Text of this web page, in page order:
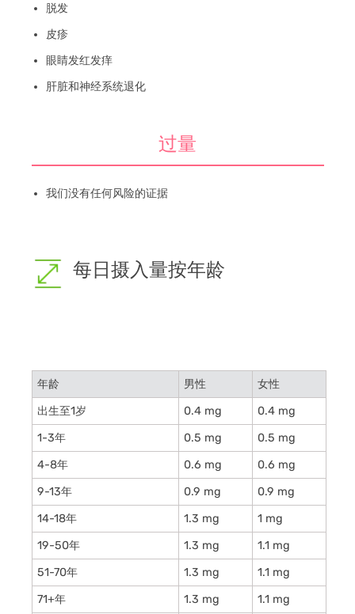
脱发
皮疹
眼睛发红发痒
肝脏和神经系统退化
过量
我们没有任何风险的证据
每日摄入量按年龄
年龄 男性
女性
出生至1岁
0.4 mg
0.4 mg
1-3年
0.5 mg
0.5 mg
4-8年
0.6 mg
0.6 mg
9-13年
0.9 mg
0.9 mg
14-18年
1.3 mg
1 mg
19-50年
1.3 mg
1.1 mg
51-70年
1.3 mg
1.1 mg
71+年
1.3 mg
1.1 mg